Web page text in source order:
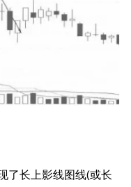
了长上影线图线(或长